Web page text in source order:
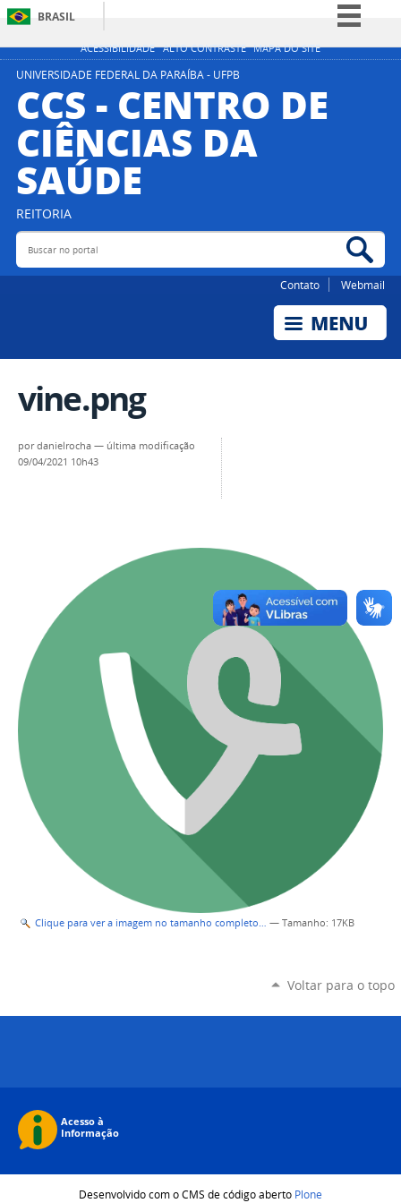
ACESSIBILIDADE ALTO CONTRASTE MAPA DO SITE
BRASIL
Simplifique!
Participe
Acesso à informação
Legislação
UNIVERSIDADE FEDERAL DA PARAÍBA - UFPB
CCS - CENTRO DE
CIÊNCIAS DA
SAÚDE
REITORIA
Buscar no portal
Contato Webmail
vine.png
pordanielrocha — última modificação
09/04/2021 10h43
Clique para ver a imagem no tamanho completo… — Tamanho: 17KB
Voltar para o topo
Desenvolvido com o CMS de código aberto Plone